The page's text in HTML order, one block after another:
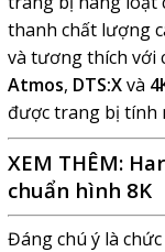
thanh chất lượng
và tương thích với
Atmos, DTS:Xvà
được trang bị tính
XEM THÊM:
chuẩn hình 8K
Đáng chú ý là